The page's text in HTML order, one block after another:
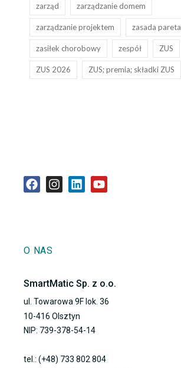
zarząd zarządzanie domem
zarządzanie projektem zasada pareta
zasiłek chorobowy zespół ZUS
ZUS 2026 ZUS; premia; składki ZUS
O NAS
SmartMatic Sp. z o.o.
ul. Towarowa 9F lok. 36
10-416 Olsztyn
NIP: 739-378-54-14
tel.: (+48) 733 802 804